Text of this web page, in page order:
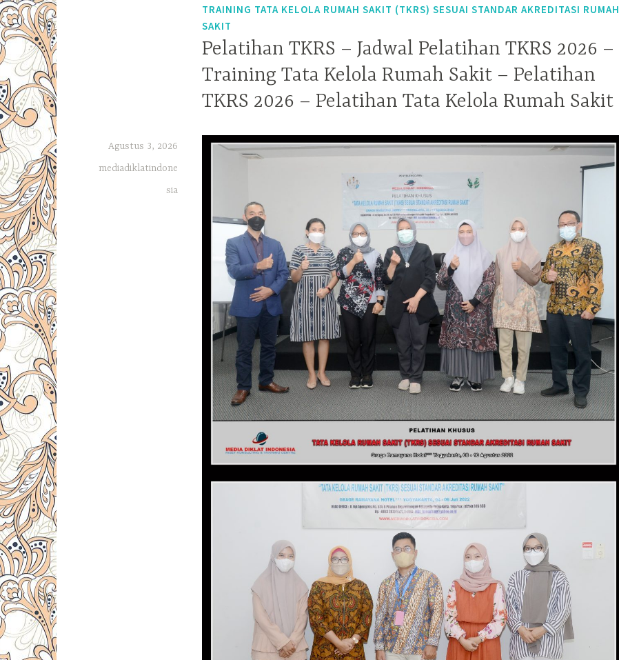
TRAINING TATA KELOLA RUMAH SAKIT (TKRS) SESUAI STANDAR AKREDITASI RUMAH
SAKIT
Pelatihan TKRS – Jadwal Pelatihan TKRS 2026 –
Training Tata Kelola Rumah Sakit – Pelatihan
TKRS 2026 – Pelatihan Tata Kelola Rumah Sakit
Agustus 3, 2026
mediadiklatindone
sia